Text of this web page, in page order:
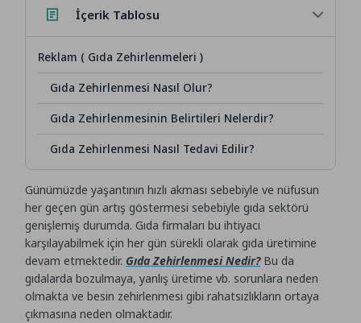
İçerik Tablosu
Reklam ( Gıda Zehirlenmeleri )
Gıda Zehirlenmesi Nasıl Olur?
Gıda Zehirlenmesinin Belirtileri Nelerdir?
Gıda Zehirlenmesi Nasıl Tedavi Edilir?
Günümüzde yaşantının hızlı akması sebebiyle ve nüfusun
her geçen gün artış göstermesi sebebiyle gıda sektörü
genişlemiş durumda. Gıda firmaları bu ihtiyacı
karşılayabilmek için her gün sürekli olarak gıda üretimine
devam etmektedir. Gıda Zehirlenmesi Nedir?Bu da
gıdalarda bozulmaya, yanlış üretime vb. sorunlara neden
olmakta ve besin zehirlenmesi gibi rahatsızlıkların ortaya
çıkmasına neden olmaktadır.